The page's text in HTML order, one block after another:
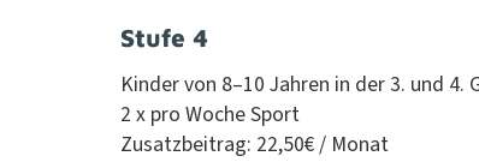
Stufe 4
Kinder von 8–10 Jahren in der 3. und 4.
2 x pro Woche Sport
Zusatzbeitrag: 22,50€ / Monat